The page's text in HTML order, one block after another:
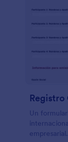
Un
empresarial.